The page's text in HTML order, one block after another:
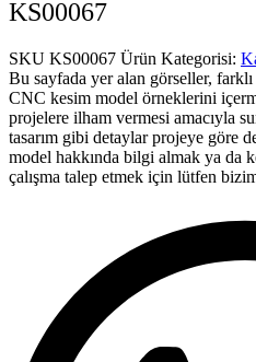
KS00067
SKU KS00067 Ürün Kategorisi:
Bu sayfada yer alan görseller,
CNC kesim model örneklerini
projelere ilham vermesi amacıyla
tasarım gibi detaylar projeye göre
model hakkında bilgi almak ya da
çalışma talep etmek için lütfen